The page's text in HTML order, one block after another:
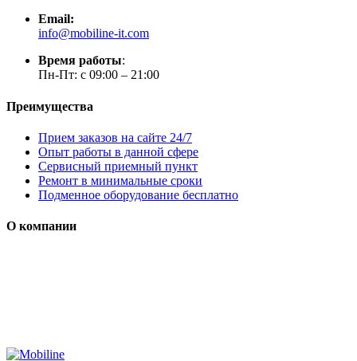
Email:
info@mobiline-it.com
Время работы:
Пн-Пт: с 09:00 – 21:00
Преимущества
Прием заказов на сайте 24/7
Опыт работы в данной сфере
Сервисный приемный пункт
Ремонт в минимальные сроки
Подменное оборудование бесплатно
О компании